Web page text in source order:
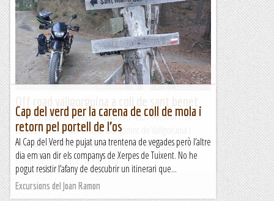
Encetem temporada de foques a l'entorn del Coll de
Pimorent. Dissabte, a la Mina (11 km, 800+, S2) i diumenge,
al Pedrons (8 km, 820+, S2) . Prou tolerable aquest últim,...
Pass@muntanyes
MOTOS: BMW F 650 GS /HOND HRF 450 /YAMAHA T700
TENEREPreciosa ruta circular fàcil sortint de Vallgoruina i
trepitjant del MONTNEGRE !!!Sortim de Vallgorguina, i més...
El món de la ferrata i la escalada
Cap del verd per la carena de coll de mola i
retorn pel portell de l’os
Al Cap del Verd he pujat una trentena de vegades però l’altre
dia em van dir els companys de Xerpes de Tuixent. No he
pogut resistir l’afany de descubrir un itinerari que...
Excursions del Joan Ramon